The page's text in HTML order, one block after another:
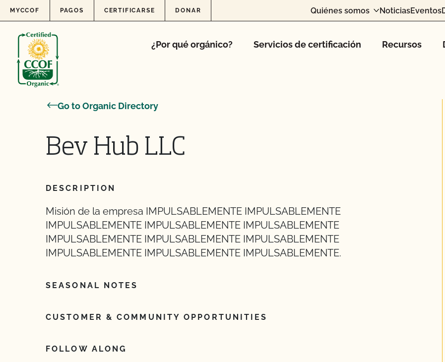
Skip to content
MYCCOF PAGOS CERTIFICARSE DONAR Quiénes somos NoticiasEventos
¿Por qué orgánico? Servicios de certificación Recursos
Go to Organic Directory
Bev Hub LLC
DESCRIPTION
Misión de la empresa IMPULSABLEMENTE IMPULSABLEMENTE
IMPULSABLEMENTE IMPULSABLEMENTE IMPULSABLEMENTE
IMPULSABLEMENTE IMPULSABLEMENTE IMPULSABLEMENTE
IMPULSABLEMENTE IMPULSABLEMENTE IMPULSABLEMENTE.
SEASONAL NOTES
CUSTOMER & COMMUNITY OPPORTUNITIES
FOLLOW ALONG